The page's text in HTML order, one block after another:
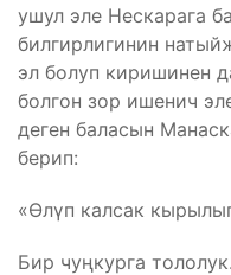
ушул эле Нескарага
билгирлигинин
эл болуп киришинен
болгон зор ишенич
деген баласын
берип:
«Өлүп калсак
Бир чуңкурга тололук.